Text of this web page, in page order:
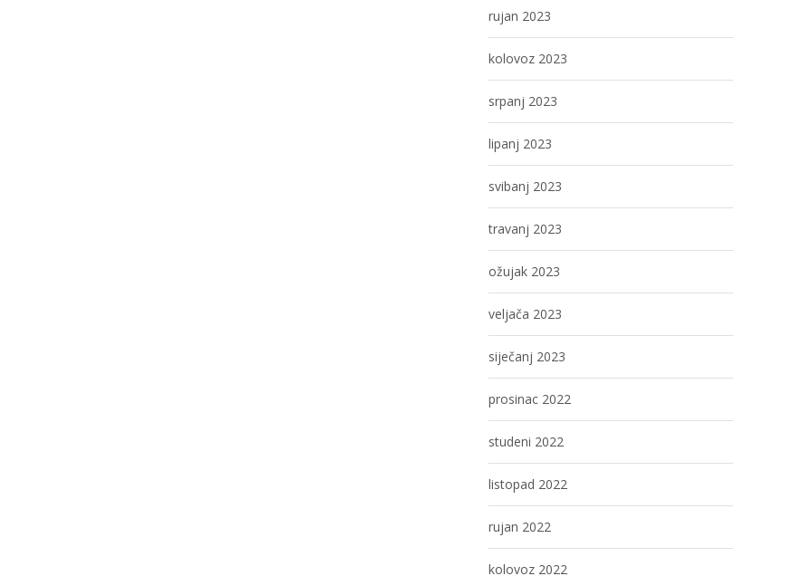
rujan 2023
kolovoz 2023
srpanj 2023
lipanj 2023
svibanj 2023
travanj 2023
ožujak 2023
veljača 2023
siječanj 2023
prosinac 2022
studeni 2022
listopad 2022
rujan 2022
kolovoz 2022